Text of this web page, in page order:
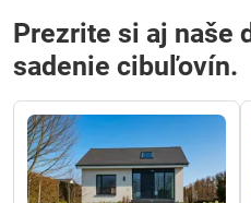
Prezrite si aj naše
sadenie cibuľovín.